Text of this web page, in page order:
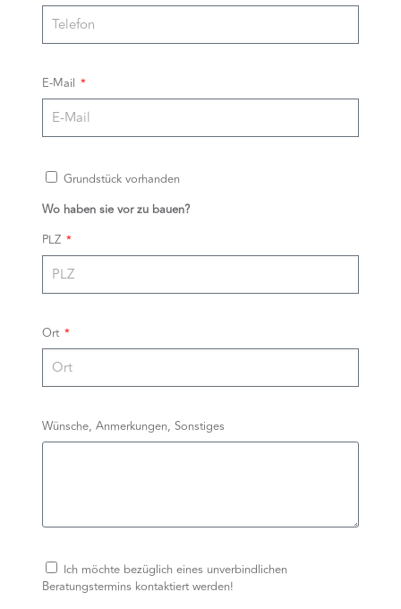
E-Mail
Grundstück vorhanden
Wo haben sie vor zu bauen?
PLZ
Ort
Wünsche, Anmerkungen, Sonstiges
Ich möchte bezüglich eines unverbindlichen
Beratungstermins kontaktiert werden!